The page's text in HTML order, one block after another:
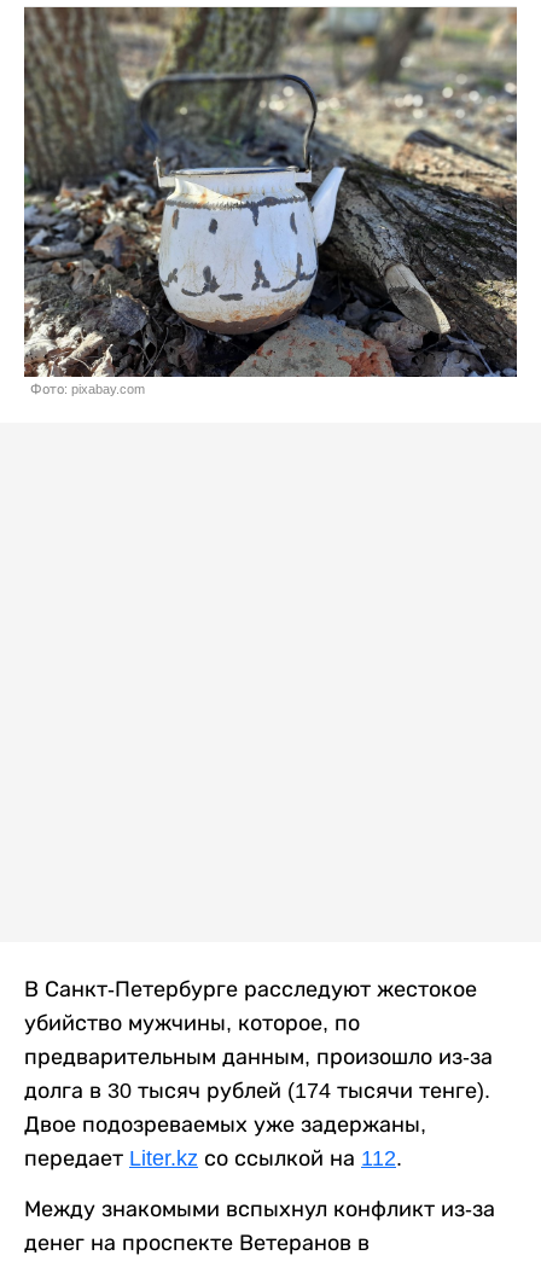
Фото: pixabay.com
В Санкт-Петербурге расследуют жестокое
убийство мужчины, которое, по
предварительным данным, произошло из-за
долга в 30 тысяч рублей (174 тысячи тенге).
Двое подозреваемых уже задержаны,
передает Liter.kz со ссылкой на 112.
Между знакомыми вспыхнул конфликт из-за
денег на проспекте Ветеранов в